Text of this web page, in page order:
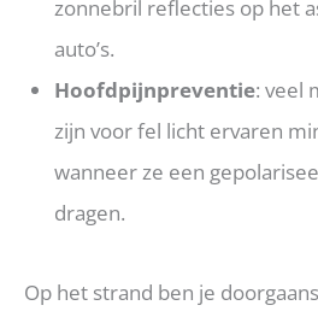
zonnebril reflecties op het
auto’s.
Hoofdpijnpreventie: veel
zijn voor fel licht ervaren
wanneer ze een
dragen.
Op het strand ben je